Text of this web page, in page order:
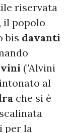
riservata
il popolo
bis davanti
("Alvini
al
che si è
per la